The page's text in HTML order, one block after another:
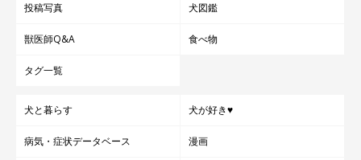
投稿写真 犬図鑑
獣医師Q&A 食べ物
タグ一覧
犬と暮らす 犬が好き♥
病気・症状データベース 漫画